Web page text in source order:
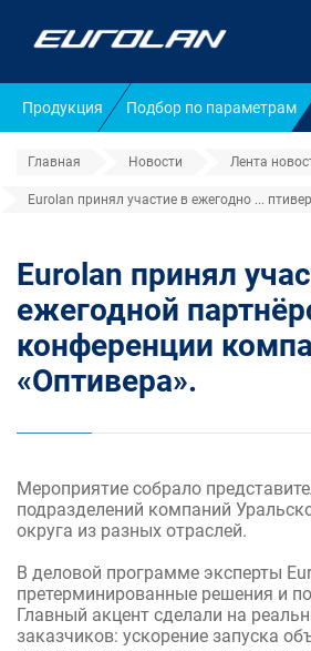
Продукция Подбор по параметрам
Главная Новости Лента
Eurolan принял участие в ежегодно ...
Eurolan принял
ежегодной
конференции
«Оптивера».
Мероприятие собрало
подразделений компаний
округа из разных отраслей.
В деловой программе эксперты
претерминированные решения и
Главный акцент сделали на
заказчиков: ускорение запуска